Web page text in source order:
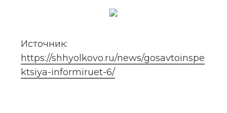
https://shhyolkovo.ru/news/gosavtoinspe
ktsiya-informiruet-6/